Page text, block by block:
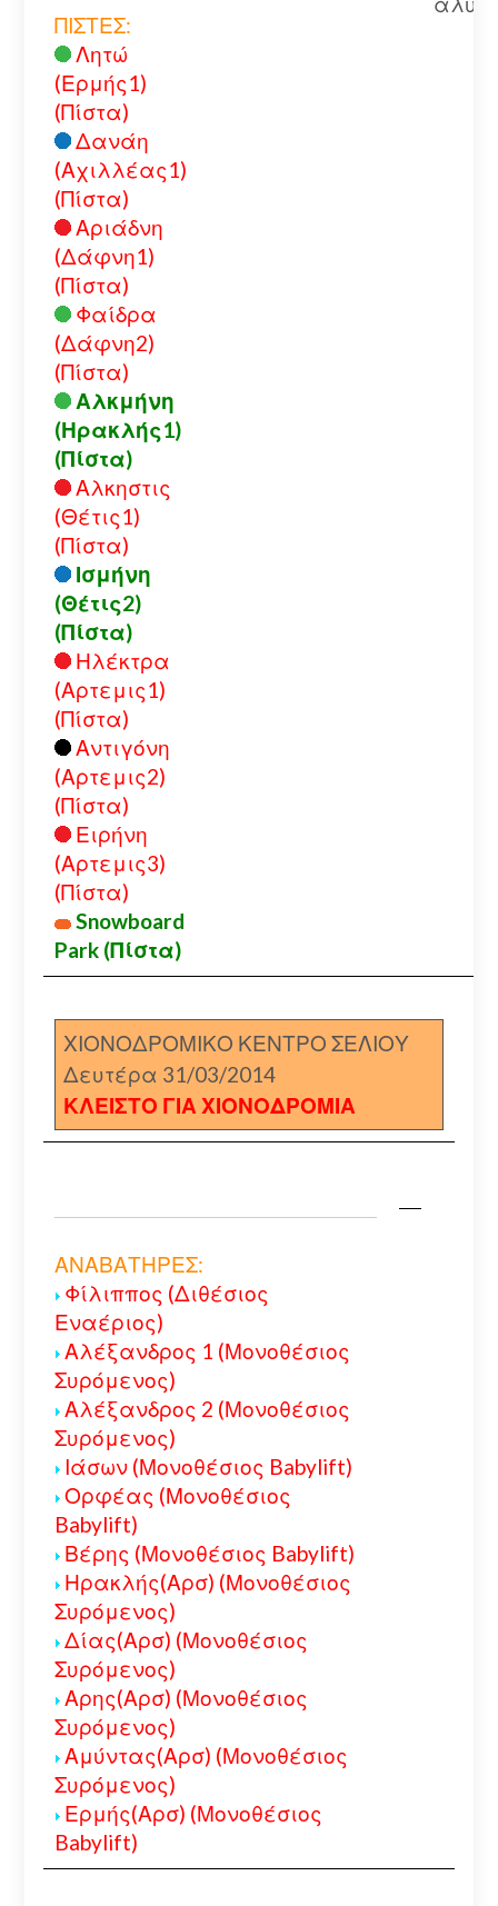
ΠΙΣΤΕΣ:
Λητώ
(Ερμής1)
(Πίστα)
Δανάη
(Αχιλλέας1)
(Πίστα)
Αριάδνη
(Δάφνη1)
(Πίστα)
Φαίδρα
(Δάφνη2)
(Πίστα)
Αλκμήνη
(Ηρακλής1)
(Πίστα)
Αλκηστις
(Θέτις1)
(Πίστα)
Ισμήνη
(Θέτις2)
(Πίστα)
Ηλέκτρα
(Αρτεμις1)
(Πίστα)
Αντιγόνη
(Αρτεμις2)
(Πίστα)
Ειρήνη
(Αρτεμις3)
(Πίστα)
Snowboard
Park (Πίστα)
ΧΙΟΝΟΔΡΟΜΙΚΟ ΚΕΝΤΡΟ ΣΕΛΙΟΥ
Δευτέρα 31/03/2014
ΚΛΕΙΣΤΟ ΓΙΑ ΧΙΟΝΟΔΡΟΜΙΑ
ΑΝΑΒΑΤΗΡΕΣ:
Φίλιππος (Διθέσιος
Εναέριος)
Αλέξανδρος 1 (Μονοθέσιος
Συρόμενος)
Αλέξανδρος 2 (Μονοθέσιος
Συρόμενος)
Ιάσων (Μονοθέσιος Babylift)
Ορφέας (Μονοθέσιος
Babylift)
Βέρης (Μονοθέσιος Babylift)
Ηρακλής(Αρσ) (Μονοθέσιος
Συρόμενος)
Δίας(Αρσ) (Μονοθέσιος
Συρόμενος)
Αρης(Αρσ) (Μονοθέσιος
Συρόμενος)
Αμύντας(Αρσ) (Μονοθέσιος
Συρόμενος)
Ερμής(Αρσ) (Μονοθέσιος
Babylift)